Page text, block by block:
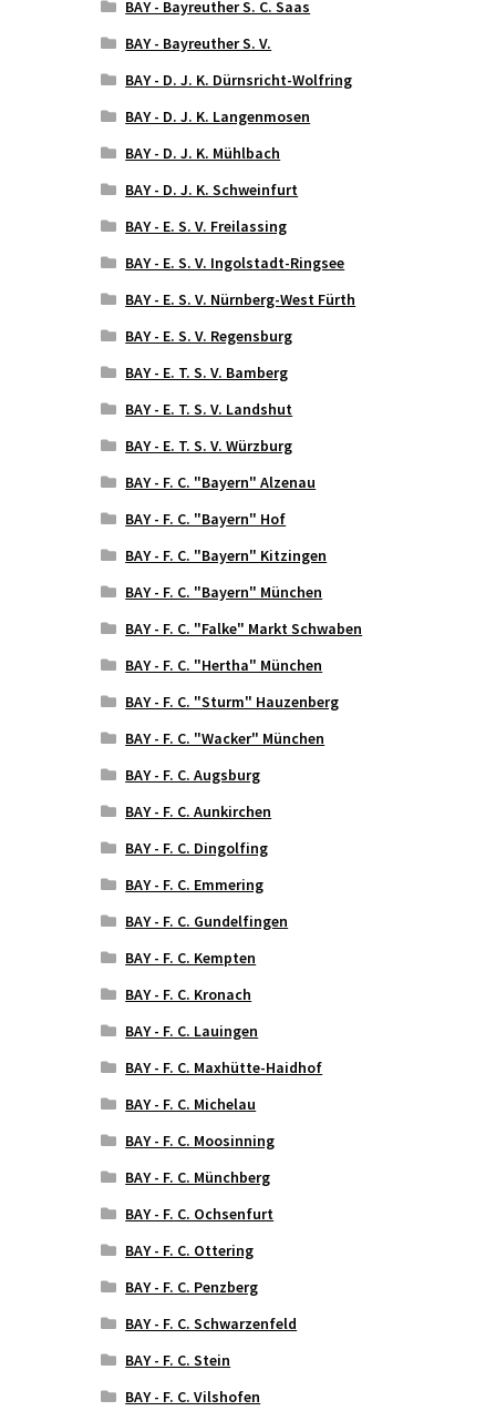
BAY - Bayreuther S. C. Saas
BAY - Bayreuther S. V.
BAY - D. J. K. Dürnsricht-Wolfring
BAY - D. J. K. Langenmosen
BAY - D. J. K. Mühlbach
BAY - D. J. K. Schweinfurt
BAY - E. S. V. Freilassing
BAY - E. S. V. Ingolstadt-Ringsee
BAY - E. S. V. Nürnberg-West Fürth
BAY - E. S. V. Regensburg
BAY - E. T. S. V. Bamberg
BAY - E. T. S. V. Landshut
BAY - E. T. S. V. Würzburg
BAY - F. C. "Bayern" Alzenau
BAY - F. C. "Bayern" Hof
BAY - F. C. "Bayern" Kitzingen
BAY - F. C. "Bayern" München
BAY - F. C. "Falke" Markt Schwaben
BAY - F. C. "Hertha" München
BAY - F. C. "Sturm" Hauzenberg
BAY - F. C. "Wacker" München
BAY - F. C. Augsburg
BAY - F. C. Aunkirchen
BAY - F. C. Dingolfing
BAY - F. C. Emmering
BAY - F. C. Gundelfingen
BAY - F. C. Kempten
BAY - F. C. Kronach
BAY - F. C. Lauingen
BAY - F. C. Maxhütte-Haidhof
BAY - F. C. Michelau
BAY - F. C. Moosinning
BAY - F. C. Münchberg
BAY - F. C. Ochsenfurt
BAY - F. C. Ottering
BAY - F. C. Penzberg
BAY - F. C. Schwarzenfeld
BAY - F. C. Stein
BAY - F. C. Vilshofen